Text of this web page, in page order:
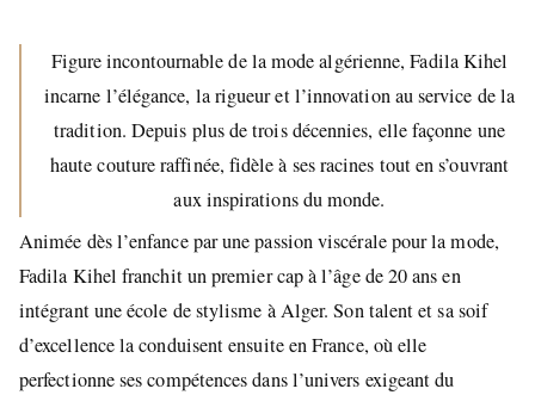
Figure incontournable de la mode algérienne, Fadila Kihel
incarne l’élégance, la rigueur et l’innovation au service de la
tradition. Depuis plus de trois décennies, elle façonne une
haute couture raffinée, fidèle à ses racines tout en s’ouvrant
aux inspirations du monde.
Animée dès l’enfance par une passion viscérale pour la mode,
Fadila Kihel franchit un premier cap à l’âge de 20 ans en
intégrant une école de stylisme à Alger. Son talent et sa soif
d’excellence la conduisent ensuite en France, où elle
perfectionne ses compétences dans l’univers exigeant du